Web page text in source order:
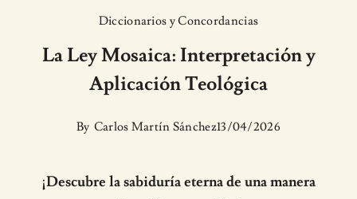
Diccionarios y Concordancias
La Ley Mosaica: Interpretación y
Aplicación Teológica
By Carlos Martín Sánchez13/04/2026
¡Descubre la sabiduría eterna de una manera